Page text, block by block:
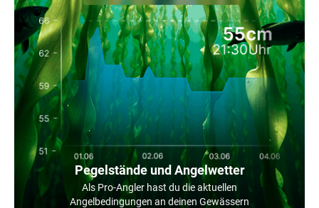
Pegelstände und Angelwetter
Als Pro-Angler hast du die aktuellen
Angelbedingungen an deinen Gewässern